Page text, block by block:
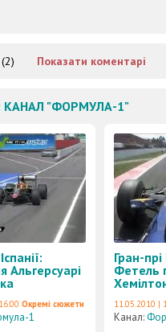
(2) Показати коментарі
КАНАЛ "ФОРМУЛА-1"
Альгерсуарі
Окремі сюжети
1
Гран-прі
Фетель
11.05.2010 |
Канал: